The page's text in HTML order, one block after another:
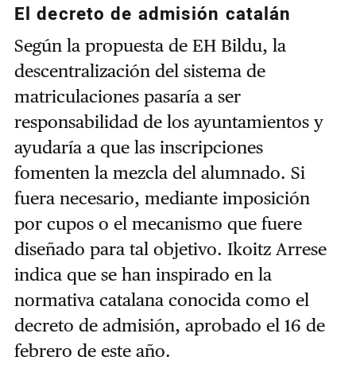
El decreto de admisión catalán
Según la propuesta de EH Bildu, la
descentralización del sistema de
matriculaciones pasaría a ser
responsabilidad de los ayuntamientos y
ayudaría a que las inscripciones
fomenten la mezcla del alumnado. Si
fuera necesario, mediante imposición
por cupos o el mecanismo que fuere
diseñado para tal objetivo. Ikoitz Arrese
indica que se han inspirado en la
normativa catalana conocida como el
decreto de admisión, aprobado el 16 de
febrero de este año.